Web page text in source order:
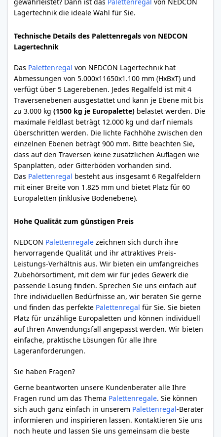
Lagertechnik die ideale Wahl für Sie.
Technische Details des Palettenregals von NEDCON
Lagertechnik
Das Palettenregal von NEDCON Lagertechnik hat
Abmessungen von 5.000x11650x1.100 mm (HxBxT) und
verfügt über 5 Lagerebenen. Jedes Regalfeld ist mit 4
Traversenebenen ausgestattet und kann je Ebene mit bis
zu 3.000 kg (1500 kg je Europalette) belastet werden. Die
maximale Feldlast beträgt 12.000 kg und darf niemals
überschritten werden. Die lichte Fachhöhe zwischen den
einzelnen Ebenen beträgt 900 mm. Bitte beachten Sie,
dass auf den Traversen keine zusätzlichen Auflagen wie
Spanplatten, oder Gitterböden vorhanden sind.
Das Palettenregal besteht aus insgesamt 6 Regalfeldern
mit einer Breite von 1.825 mm und bietet Platz für 60
Europaletten (inklusive Bodenebene).
Hohe Qualität zum günstigen Preis
NEDCON Palettenregale zeichnen sich durch ihre
hervorragende Qualität und ihr attraktives Preis-
Leistungs-Verhältnis aus. Wir bieten ein umfangreiches
Zubehörsortiment, mit dem wir für jedes Gewerk die
passende Lösung finden. Sprechen Sie uns einfach auf
Ihre individuellen Bedürfnisse an, wir beraten Sie gerne
und finden das perfekte Palettenregal für Sie. Sie bieten
Platz für unzählige Europaletten und können individuell
auf Ihren Anwendungsfall angepasst werden. Wir bieten
einfache, praktische Lösungen für alle Ihre
Lageranforderungen.
Sie haben Fragen?
Gerne beantworten unsere Kundenberater alle Ihre
Fragen rund um das Thema Palettenregale. Sie können
sich auch ganz einfach in unserem Palettenregal-Berater
informieren und inspirieren lassen. Kontaktieren Sie uns
noch heute und lassen Sie uns gemeinsam die beste